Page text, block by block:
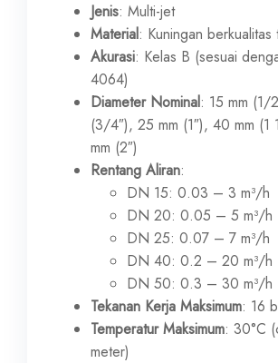
Jenis: Multi-jet
Material: Kuningan berkualitas
Akurasi: Kelas B (sesuai
4064)
Diameter Nominal: 15 mm (1/
(3/4″), 25 mm (1″), 40 mm (1
mm (2″)
Rentang Aliran:
DN 15: 0.03 – 3 m³/h
DN 20: 0.05 – 5 m³/h
DN 25: 0.07 – 7 m³/h
DN 40: 0.2 – 20 m³/h
DN 50: 0.3 – 30 m³/h
Tekanan Kerja Maksimum: 16
Temperatur Maksimum: 30°C
meter)